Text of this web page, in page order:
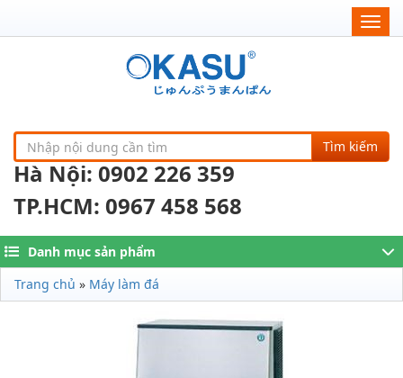
Tìm kiếm
Hà Nội: 0902 226 359
TP.HCM: 0967 458 568
Danh mục sản phẩm
Trang chủ » Máy làm đá